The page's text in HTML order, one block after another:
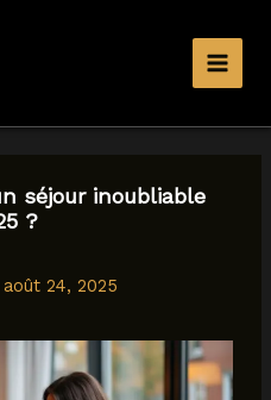
séjour inoubliable
?
août 24, 2025